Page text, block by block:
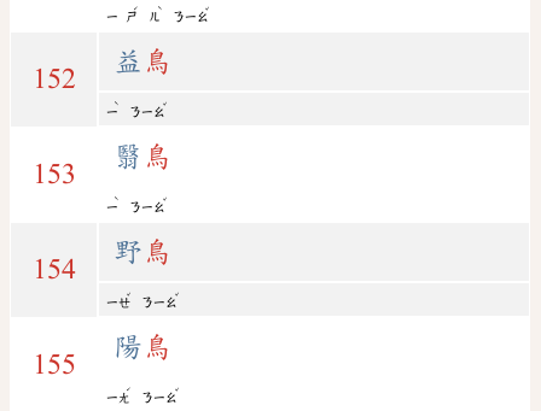
ㄧ ㄕ
ˊ
ㄦ
ˋ
ㄋㄧㄠ
ˇ
152
益 鳥
ㄧ
ˋ
ㄋㄧㄠ
ˇ
153
翳 鳥
ㄧ
ˋ
ㄋㄧㄠ
ˇ
154
野 鳥
ㄧㄝ
ˇ
ㄋㄧㄠ
ˇ
155
陽 鳥
ㄧㄤ
ˊ
ㄋㄧㄠ
ˇ